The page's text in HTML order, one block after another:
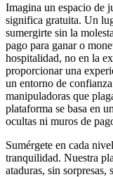
Imagina un espacio de
significa gratuita. Un
sumergirte sin la
pago para ganar o
hospitalidad, no en la
proporcionar una
un entorno de
manipuladoras que
plataforma se basa en
ocultas ni muros de
Sumérgete en cada
tranquilidad. Nuestra
ataduras, sin sorpresas,